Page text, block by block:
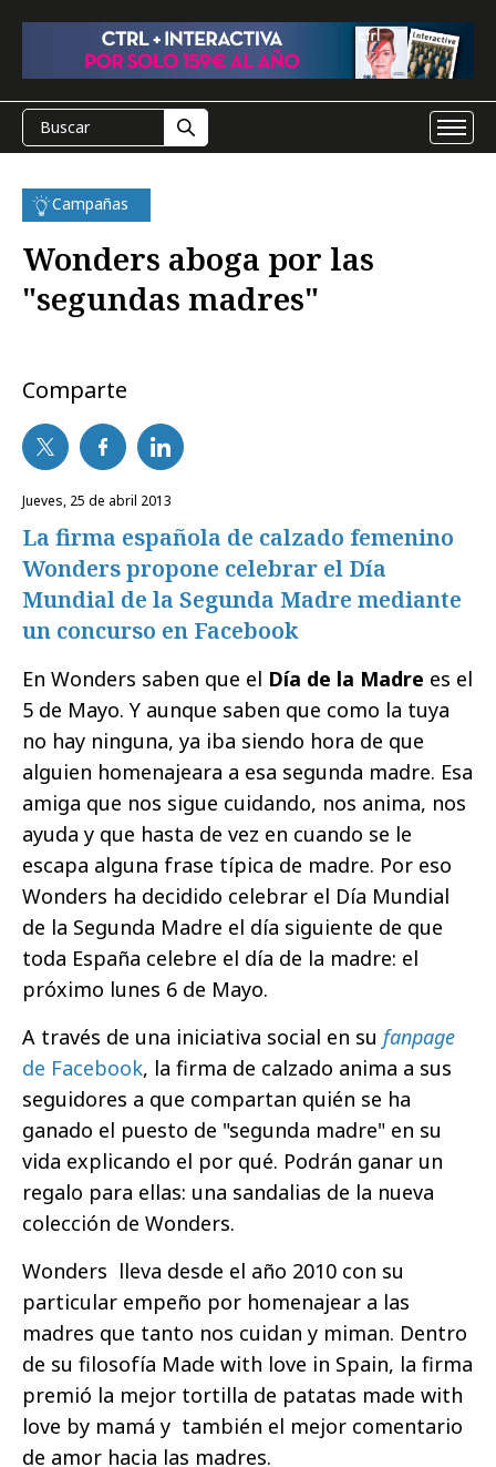
Campañas
Wonders aboga por las
"segundas madres"
Comparte
jueves, 25 de abril 2013
La firma española de calzado femenino
Wonders propone celebrar el Día
Mundial de la Segunda Madre mediante
un concurso en Facebook
En Wonders saben que el Día de la Madre es el
5 de Mayo. Y aunque saben que como la tuya
no hay ninguna, ya iba siendo hora de que
alguien homenajeara a esa segunda madre. Esa
amiga que nos sigue cuidando, nos anima, nos
ayuda y que hasta de vez en cuando se le
escapa alguna frase típica de madre. Por eso
Wonders ha decidido celebrar el Día Mundial
de la Segunda Madre el día siguiente de que
toda España celebre el día de la madre: el
próximo lunes 6 de Mayo.
A través de una iniciativa social en su fanpage
de Facebook, la firma de calzado anima a sus
seguidores a que compartan quién se ha
ganado el puesto de "segunda madre" en su
vida explicando el por qué. Podrán ganar un
regalo para ellas: una sandalias de la nueva
colección de Wonders.
Wonders lleva desde el año 2010 con su
particular empeño por homenajear a las
madres que tanto nos cuidan y miman. Dentro
de su filosofía Made with love in Spain, la firma
premió la mejor tortilla de patatas made with
love by mamá y también el mejor comentario
de amor hacia las madres.